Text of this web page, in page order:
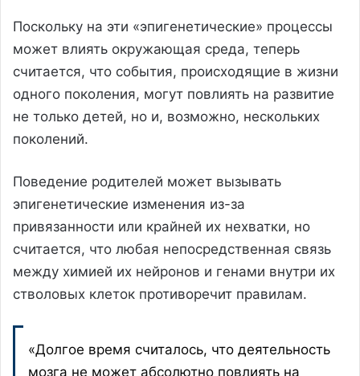
Поскольку на эти «эпигенетические» процессы
может влиять окружающая среда, теперь
считается, что события, происходящие в жизни
одного поколения, могут повлиять на развитие
не только детей, но и, возможно, нескольких
поколений.
Поведение родителей может вызывать
эпигенетические изменения из-за
привязанности или крайней их нехватки, но
считается, что любая непосредственная связь
между химией их нейронов и генами внутри их
стволовых клеток противоречит правилам.
«Долгое время считалось, что деятельность
мозга не может абсолютно повлиять на